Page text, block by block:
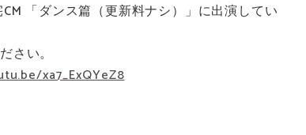
CM 「ダンス篇（更新料ナシ）」に出演してい
さい。
xa7_ExQYeZ8